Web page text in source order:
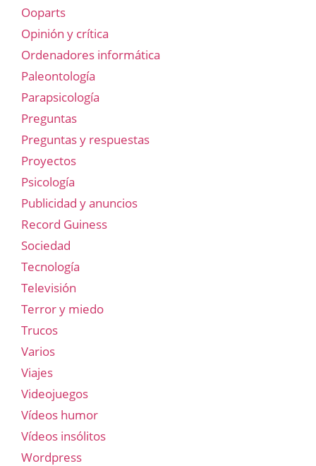
Ooparts
Opinión y crítica
Ordenadores informática
Paleontología
Parapsicología
Preguntas
Preguntas y respuestas
Proyectos
Psicología
Publicidad y anuncios
Record Guiness
Sociedad
Tecnología
Televisión
Terror y miedo
Trucos
Varios
Viajes
Videojuegos
Vídeos humor
Vídeos insólitos
Wordpress